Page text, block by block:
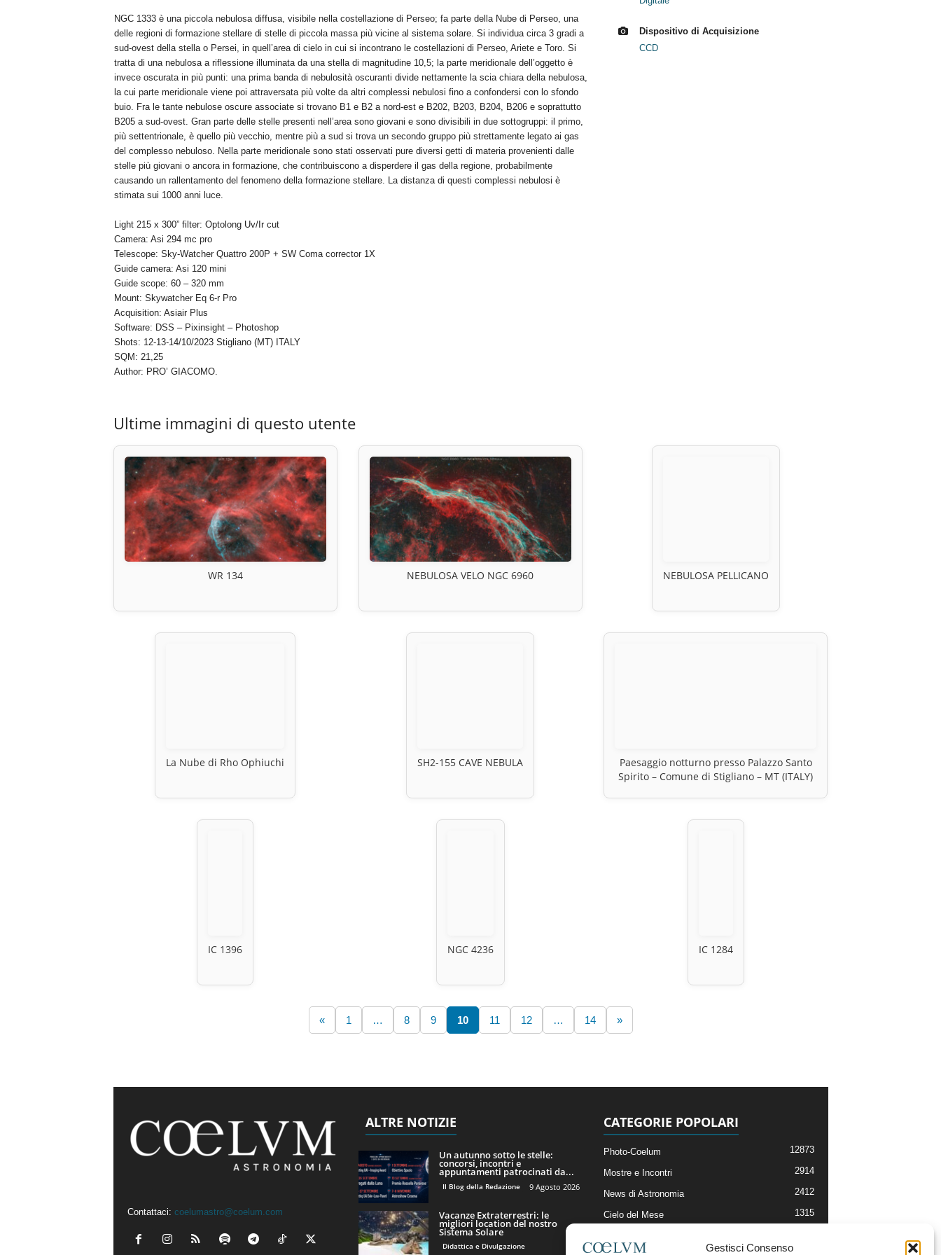
Gestisci Consenso
NGC 1333 è una piccola nebulosa diffusa, visibile nella costellazione di Perseo; fa parte della Nube di Perseo, una
delle regioni di formazione stellare di stelle di piccola massa più vicine al sistema solare. Si individua circa 3 gradi a
sud-ovest della stella ο Persei, in quell’area di cielo in cui si incontrano le costellazioni di Perseo, Ariete e Toro. Si
tratta di una nebulosa a riflessione illuminata da una stella di magnitudine 10,5; la parte meridionale dell’oggetto è
invece oscurata in più punti: una prima banda di nebulosità oscuranti divide nettamente la scia chiara della nebulosa,
la cui parte meridionale viene poi attraversata più volte da altri complessi nebulosi fino a confondersi con lo sfondo
buio. Fra le tante nebulose oscure associate si trovano B1 e B2 a nord-est e B202, B203, B204, B206 e soprattutto
B205 a sud-ovest. Gran parte delle stelle presenti nell’area sono giovani e sono divisibili in due sottogruppi: il primo,
più settentrionale, è quello più vecchio, mentre più a sud si trova un secondo gruppo più strettamente legato ai gas
del complesso nebuloso. Nella parte meridionale sono stati osservati pure diversi getti di materia provenienti dalle
stelle più giovani o ancora in formazione, che contribuiscono a disperdere il gas della regione, probabilmente
causando un rallentamento del fenomeno della formazione stellare. La distanza di questi complessi nebulosi è
stimata sui 1000 anni luce.
Light 215 x 300” filter: Optolong Uv/Ir cut
Camera: Asi 294 mc pro
Telescope: Sky-Watcher Quattro 200P + SW Coma corrector 1X
Guide camera: Asi 120 mini
Guide scope: 60 – 320 mm
Mount: Skywatcher Eq 6-r Pro
Acquisition: Asiair Plus
Software: DSS – Pixinsight – Photoshop
Shots: 12-13-14/10/2023 Stigliano (MT) ITALY
SQM: 21,25
Author: PRO’ GIACOMO.
Dispositivo di Acquisizione
CCD
Ultime immagini di questo utente
WR 134 NEBULOSA VELO NGC 6960 NEBULOSA PELLICANO
La Nube di Rho Ophiuchi SH2-155 CAVE NEBULA
Paesaggio notturno presso Palazzo Santo
Spirito – Comune di Stigliano – MT (ITALY)
IC 1396 NGC 4236 IC 1284
« 1 … 8 9 10 11 12 … 14 »
Contattaci: coelumastro@coelum.com
ALTRE NOTIZIE
Un autunno sotto le stelle:
concorsi, incontri e
appuntamenti patrocinati da...
Il Blog della Redazione 9 Agosto 2026
Vacanze Extraterrestri: le
migliori location del nostro
Sistema Solare
Didattica e Divulgazione
CATEGORIE POPOLARI
Photo-Coelum 12873
Mostre e Incontri 2914
News di Astronomia 2412
Cielo del Mese 1315